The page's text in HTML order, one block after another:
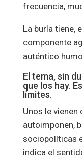
frecuencia,
La burla tiene,
componente
auténtico
El tema, sin
que los hay.
límites.
Unos le
autoimponen,
sociopolíticas
indica el